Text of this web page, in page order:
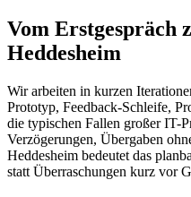
Vom Erstgespräch
Heddesheim
Wir arbeiten in kurzen
Prototyp, Feedback-Schleife,
die typischen Fallen großer IT-
Verzögerungen, Übergaben
Heddesheim bedeutet das
statt Überraschungen kurz vor